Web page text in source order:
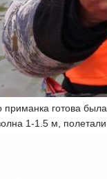
приманка готова
1-1.5 м,